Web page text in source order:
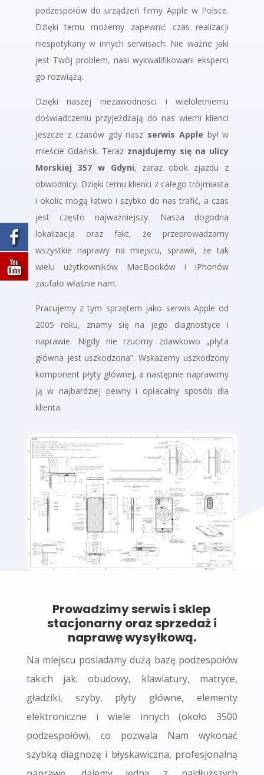
podzespołów do urządzeń firmy Apple w Polsce.
Dzięki temu możemy zapewnić czas realizacji
niespotykany w innych serwisach. Nie ważne jaki
jest Twój problem, nasi wykwalifikowani eksperci
go rozwiążą.
Dzięki naszej niezawodności i wieloletniemu
doświadczeniu przyjeżdżają do nas wierni klienci
jeszcze z czasów gdy nasz serwis Apple był w
mieście Gdańsk. Teraz znajdujemy się na ulicy
Morskiej 357 w Gdyni, zaraz obok zjazdu z
obwodnicy. Dzięki temu klienci z całego trójmiasta
i okolic mogą łatwo i szybko do nas trafić, a czas
jest często najważniejszy. Nasza dogodna
lokalizacja oraz fakt, że przeprowadzamy
wszystkie naprawy na miejscu, sprawił, że tak
wielu użytkowników MacBooków i iPhonów
zaufało właśnie nam.
Pracujemy z tym sprzętem jako serwis Apple od
2005 roku, znamy się na jego diagnostyce i
naprawie. Nigdy nie rzucimy zdawkowo „płyta
główna jest uszkodzona”. Wskażemy uszkodzony
komponent płyty głównej, a następnie naprawimy
ją w najbardziej pewny i opłacalny sposób dla
klienta.
Prowadzimy serwis i sklep
stacjonarny oraz sprzedaż i
naprawę wysyłkową.
Na miejscu posiadamy dużą bazę podzespołów
takich jak: obudowy, klawiatury, matryce,
gładziki, szyby, płyty główne, elementy
elektroniczne i wiele innych (około 3500
podzespołów), co pozwala Nam wykonać
szybką diagnozę i błyskawiczna, profesjonalną